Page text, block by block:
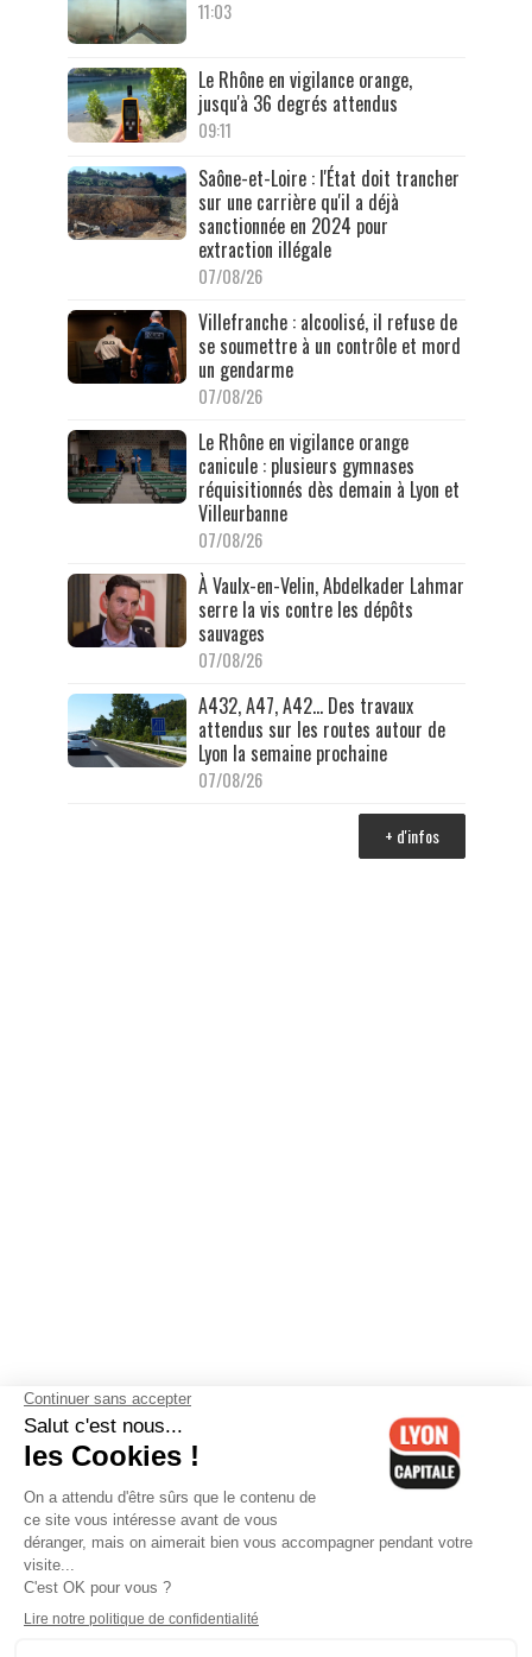
11:03
Le Rhône en vigilance orange,
jusqu'à 36 degrés attendus
09:11
Saône-et-Loire : l'État doit trancher
sur une carrière qu'il a déjà
sanctionnée en 2024 pour
extraction illégale
07/08/26
Villefranche : alcoolisé, il refuse de
se soumettre à un contrôle et mord
un gendarme
07/08/26
Le Rhône en vigilance orange
canicule : plusieurs gymnases
réquisitionnés dès demain à Lyon et
Villeurbanne
07/08/26
À Vaulx-en-Velin, Abdelkader Lahmar
serre la vis contre les dépôts
sauvages
07/08/26
A432, A47, A42… Des travaux
attendus sur les routes autour de
Lyon la semaine prochaine
07/08/26
+ d'infos